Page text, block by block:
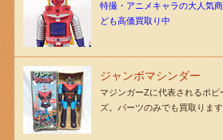
特撮・アニメキャラの大人気
ども高価買取り中
ジャンボマシンダー
マジンガーZに代表されるポ
ズ。パーツのみでも買取ります